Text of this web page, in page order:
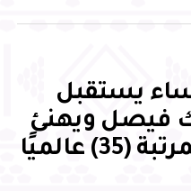
وتحقيق مستهدفات رؤية
يستقبل
فيصل ويهنئ
الجامعة بتحقيق المرتبة (35) عالميًا